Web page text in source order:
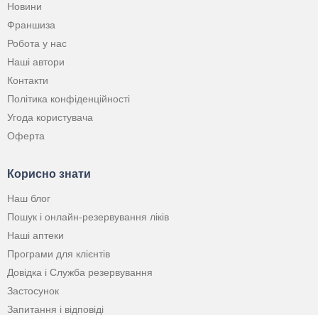
Новини
Франшиза
Робота у нас
Наші автори
Контакти
Політика конфіденційності
Угода користувача
Оферта
Корисно знати
Наш блог
Пошук і онлайн-резервування ліків
Наші аптеки
Програми для клієнтів
Довідка і Служба резервування
Застосунок
Запитання і відповіді